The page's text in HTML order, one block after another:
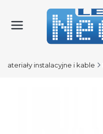
Materiały instalacyjne i kable